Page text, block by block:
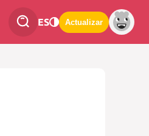
ES Actualizar